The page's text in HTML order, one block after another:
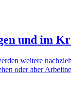
und im
weitere
oder aber